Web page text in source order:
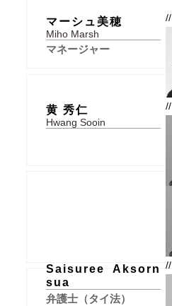
マーシュ美穂
Miho Marsh
マネージャー
//
黄 秀仁
Hwang Sooin
//
Saisuree Aksorn
sua
弁護士（タイ法）
//